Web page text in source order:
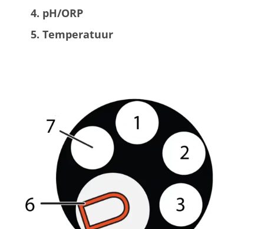
pH/ORP
Temperatuur